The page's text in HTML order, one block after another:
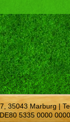
35043 Marburg |
5335 0000